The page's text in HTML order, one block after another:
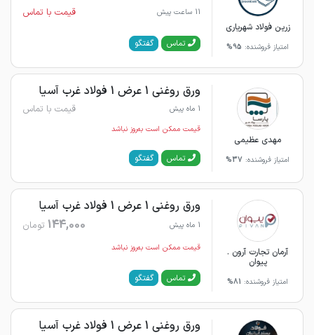
زرین فولاد شهریاری
امتیاز فروشنده: 95%
11 ساعت پیش قیمت با تماس
تماس گفتگو
مهدی عظیمی
امتیاز فروشنده: 37%
ورق روغنی 1 عرض 1 فولاد غرب آسیا
1 ماه پیش قیمت با تماس
قیمت ممکن است به‌روز نباشد
تماس گفتگو
آرمان تجارت آرون .
پیوان
امتیاز فروشنده: 81%
ورق روغنی 1 عرض 1 فولاد غرب آسیا
1 ماه پیش 144,000 تومان
قیمت ممکن است به‌روز نباشد
تماس گفتگو
ورق روغنی 1 عرض 1 فولاد غرب آسیا